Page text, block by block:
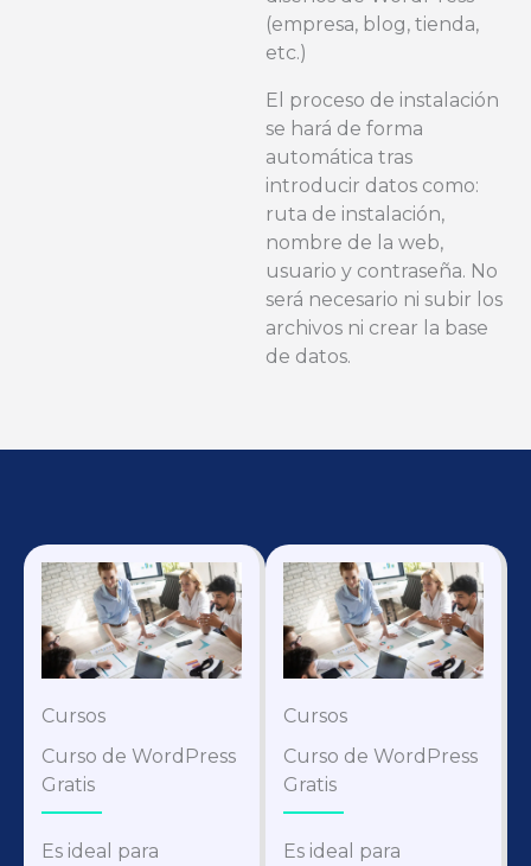
(empresa, blog, tienda,
etc.)
El proceso de instalación
se hará de forma
automática tras
introducir datos como:
ruta de instalación,
nombre de la web,
usuario y contraseña. No
será necesario ni subir los
archivos ni crear la base
de datos.
Cursos
Curso de WordPress
Gratis
Es ideal para
Cursos
Curso de WordPress
Gratis
Es ideal para